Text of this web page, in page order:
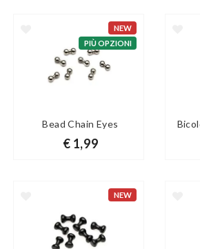
NEW
PIÙ OPZIONI
Bead Chain Eyes
€ 1,99
NEW